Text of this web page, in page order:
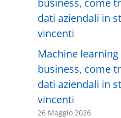
Machine
business, come
dati aziendali in
vincenti
26 Maggio 2026